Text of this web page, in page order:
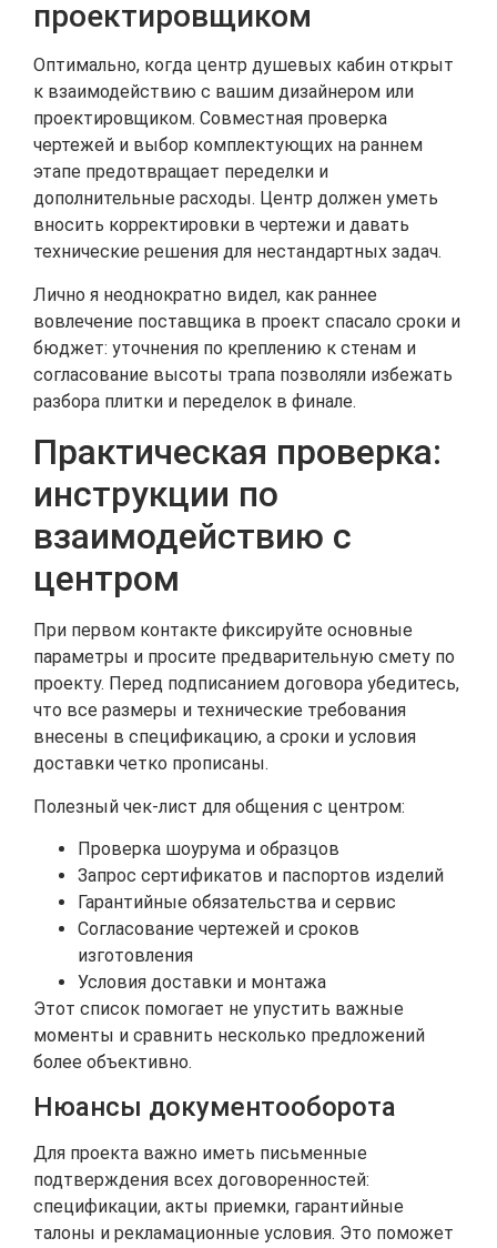
проектировщиком
Оптимально, когда центр душевых кабин открыт
к взаимодействию с вашим дизайнером или
проектировщиком. Совместная проверка
чертежей и выбор комплектующих на раннем
этапе предотвращает переделки и
дополнительные расходы. Центр должен уметь
вносить корректировки в чертежи и давать
технические решения для нестандартных задач.
Лично я неоднократно видел, как раннее
вовлечение поставщика в проект спасало сроки и
бюджет: уточнения по креплению к стенам и
согласование высоты трапа позволяли избежать
разбора плитки и переделок в финале.
Практическая проверка:
инструкции по
взаимодействию с
центром
При первом контакте фиксируйте основные
параметры и просите предварительную смету по
проекту. Перед подписанием договора убедитесь,
что все размеры и технические требования
внесены в спецификацию, а сроки и условия
доставки четко прописаны.
Полезный чек-лист для общения с центром:
Проверка шоурума и образцов
Запрос сертификатов и паспортов изделий
Гарантийные обязательства и сервис
Согласование чертежей и сроков
изготовления
Условия доставки и монтажа
Этот список помогает не упустить важные
моменты и сравнить несколько предложений
более объективно.
Нюансы документооборота
Для проекта важно иметь письменные
подтверждения всех договоренностей:
спецификации, акты приемки, гарантийные
талоны и рекламационные условия. Это поможет